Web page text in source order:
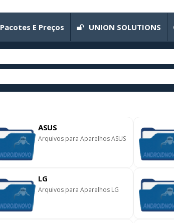
Pacotes E Preços UNION SOLUTIONS
ASUS
Arquivos para Aparelhos ASUS
LG
Arquivos para Aparelhos LG